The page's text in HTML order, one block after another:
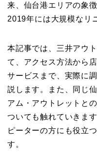
来、仙台港エリアの象
2019年には大規模なリ
本記事では、三井アウ
て、アクセス方法から
サービスまで、実際に
説します。また、同じ
アム・アウトレットと
ついても触れていきま
ピーターの方にも役立
す。